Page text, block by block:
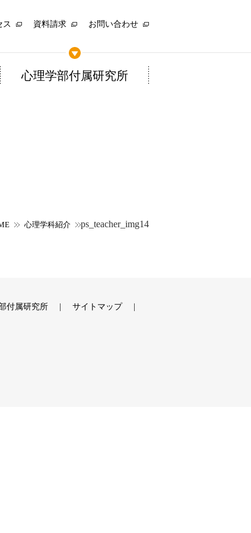
心理学部付属研究所
ス 資料請求 お問い合わせ
心理学科紹介 ps_teacher_img14
付属研究所 サイトマップ